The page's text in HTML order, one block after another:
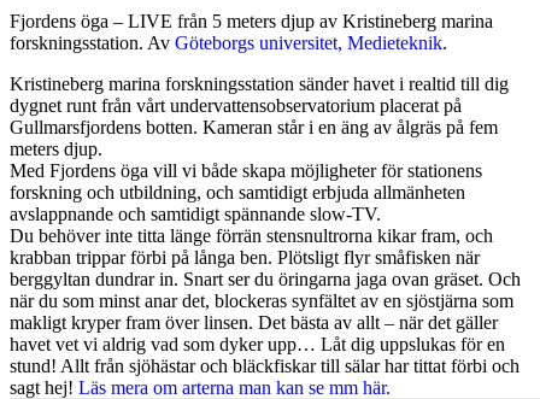
Fjordens öga – LIVE från 5 meters djup av Kristineberg marina
forskningsstation. Av Göteborgs universitet, Medieteknik.
Kristineberg marina forskningsstation sänder havet i realtid till dig
dygnet runt från vårt undervattensobservatorium placerat på
Gullmarsfjordens botten. Kameran står i en äng av ålgräs på fem
meters djup.
Med Fjordens öga vill vi både skapa möjligheter för stationens
forskning och utbildning, och samtidigt erbjuda allmänheten
avslappnande och samtidigt spännande slow-TV.
Du behöver inte titta länge förrän stensnultrorna kikar fram, och
krabban trippar förbi på långa ben. Plötsligt flyr småfisken när
berggyltan dundrar in. Snart ser du öringarna jaga ovan gräset. Och
när du som minst anar det, blockeras synfältet av en sjöstjärna som
makligt kryper fram över linsen. Det bästa av allt – när det gäller
havet vet vi aldrig vad som dyker upp… Låt dig uppslukas för en
stund! Allt från sjöhästar och bläckfiskar till sälar har tittat förbi och
sagt hej! Läs mera om arterna man kan se mm här.